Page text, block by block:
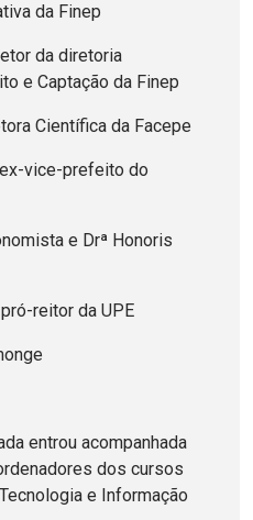
da Finep
da diretoria
e Captação da Finep
Científica da Facepe
vice-prefeito do
e Drª Honoris
reitor da UPE
entrou acompanhada
dos cursos
e Informação